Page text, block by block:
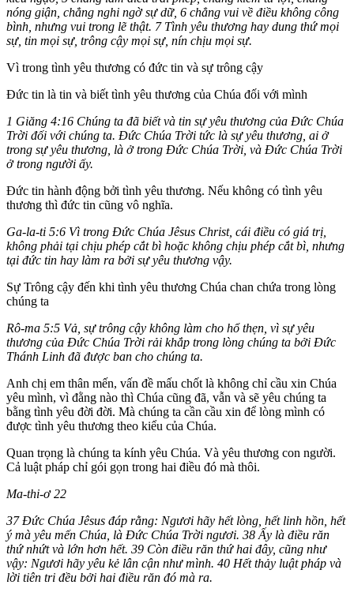
nóng giận, chẳng nghi ngờ sự dữ, 6 chẳng vui về điều không công
bình, nhưng vui trong lẽ thật. 7 Tình yêu thương hay dung thứ mọi
sự, tin mọi sự, trông cậy mọi sự, nín chịu mọi sự.
Vì trong tình yêu thương có đức tin và sự trông cậy
Đức tin là tin và biết tình yêu thương của Chúa đối với mình
1 Giăng 4:16 Chúng ta đã biết và tin sự yêu thương của Ðức Chúa
Trời đối với chúng ta. Ðức Chúa Trời tức là sự yêu thương, ai ở
trong sự yêu thương, là ở trong Ðức Chúa Trời, và Ðức Chúa Trời
ở trong người ấy.
Đức tin hành động bởi tình yêu thương. Nếu không có tình yêu
thương thì đức tin cũng vô nghĩa.
Ga-la-ti 5:6 Vì trong Ðức Chúa Jêsus Christ, cái điều có giá trị,
không phải tại chịu phép cắt bì hoặc không chịu phép cắt bì, nhưng
tại đức tin hay làm ra bởi sự yêu thương vậy.
Sự Trông cậy đến khi tình yêu thương Chúa chan chứa trong lòng
chúng ta
Rô-ma 5:5 Vả, sự trông cậy không làm cho hổ thẹn, vì sự yêu
thương của Ðức Chúa Trời rải khắp trong lòng chúng ta bởi Ðức
Thánh Linh đã được ban cho chúng ta.
Anh chị em thân mến, vấn đề mấu chốt là không chỉ cầu xin Chúa
yêu mình, vì đằng nào thì Chúa cũng đã, vẫn và sẽ yêu chúng ta
bằng tình yêu đời đời. Mà chúng ta cần cầu xin để lòng mình có
được tình yêu thương theo kiểu của Chúa.
Quan trọng là chúng ta kính yêu Chúa. Và yêu thương con người.
Cả luật pháp chỉ gói gọn trong hai điều đó mà thôi.
Ma-thi-ơ 22
37 Ðức Chúa Jêsus đáp rằng: Ngươi hãy hết lòng, hết linh hồn, hết
ý mà yêu mến Chúa, là Ðức Chúa Trời ngươi. 38 Ấy là điều răn
thứ nhứt và lớn hơn hết. 39 Còn điều răn thứ hai đây, cũng như
vậy: Ngươi hãy yêu kẻ lân cận như mình. 40 Hết thảy luật pháp và
lời tiên tri đều bởi hai điều răn đó mà ra.